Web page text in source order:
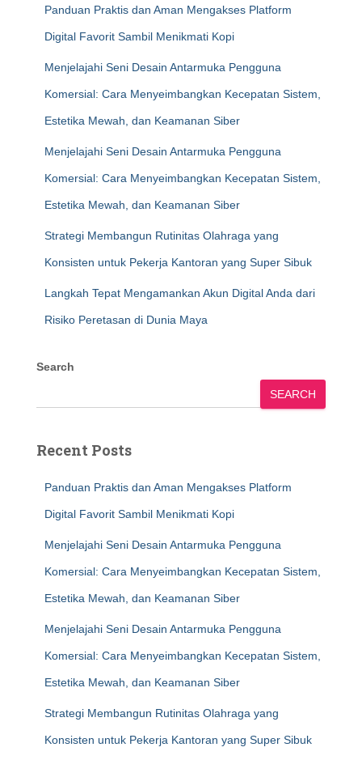
Panduan Praktis dan Aman Mengakses Platform
Digital Favorit Sambil Menikmati Kopi
Menjelajahi Seni Desain Antarmuka Pengguna
Komersial: Cara Menyeimbangkan Kecepatan Sistem,
Estetika Mewah, dan Keamanan Siber
Menjelajahi Seni Desain Antarmuka Pengguna
Komersial: Cara Menyeimbangkan Kecepatan Sistem,
Estetika Mewah, dan Keamanan Siber
Strategi Membangun Rutinitas Olahraga yang
Konsisten untuk Pekerja Kantoran yang Super Sibuk
Langkah Tepat Mengamankan Akun Digital Anda dari
Risiko Peretasan di Dunia Maya
Search
SEARCH
Recent Posts
Panduan Praktis dan Aman Mengakses Platform
Digital Favorit Sambil Menikmati Kopi
Menjelajahi Seni Desain Antarmuka Pengguna
Komersial: Cara Menyeimbangkan Kecepatan Sistem,
Estetika Mewah, dan Keamanan Siber
Menjelajahi Seni Desain Antarmuka Pengguna
Komersial: Cara Menyeimbangkan Kecepatan Sistem,
Estetika Mewah, dan Keamanan Siber
Strategi Membangun Rutinitas Olahraga yang
Konsisten untuk Pekerja Kantoran yang Super Sibuk